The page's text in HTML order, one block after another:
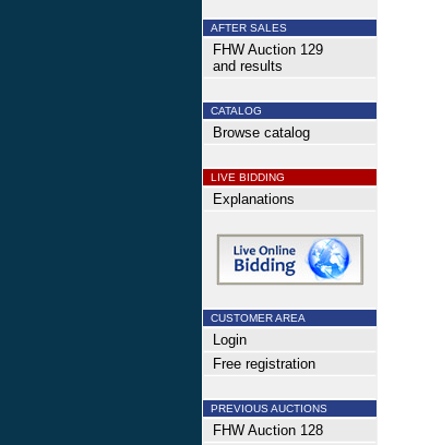
AFTER SALES
FHW Auction 129
and results
CATALOG
Browse catalog
LIVE BIDDING
Explanations
CUSTOMER AREA
Login
Free registration
PREVIOUS AUCTIONS
FHW Auction 128